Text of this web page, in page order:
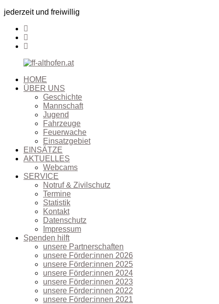
jederzeit und freiwillig
HOME
ÜBER UNS
Geschichte
Mannschaft
Jugend
Fahrzeuge
Feuerwache
Einsatzgebiet
EINSÄTZE
AKTUELLES
Webcams
SERVICE
Notruf & Zivilschutz
Termine
Statistik
Kontakt
Datenschutz
Impressum
Spenden hilft
unsere Partnerschaften
unsere Förder:innen 2026
unsere Förder:innen 2025
unsere Förder:innen 2024
unsere Förder:innen 2023
unsere Förder:innen 2022
unsere Förder:innen 2021